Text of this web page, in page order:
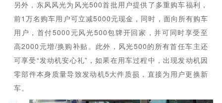
另外，东风风光为风光500首批用户提供了多重购车福利，
前1万名购车用户可立减5000元现金，同时，面向所有购车
用户，首付5000元风光500包牌开回家，并可同时享受至
高2000元增/换购补贴。此外，风光500的所有首任车主还
可享受“发动机安心礼”，如果在用车过程中，出现发动机因
零部件本身质量导致发动机5大件质损，直接为用户更换新
车。